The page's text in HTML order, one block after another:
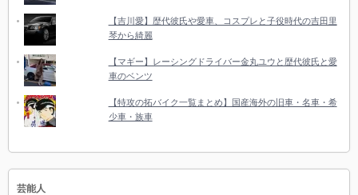
【吉川愛】歴代彼氏や愛車、コスプレと子役時代の吉田里
琴から綺麗
【マギー】レーシングドライバー金丸ユウと歴代彼氏と愛
車のベンツ
【特攻の拓バイク一覧まとめ】国産海外の旧車・名車・希
少車・族車
芸能人